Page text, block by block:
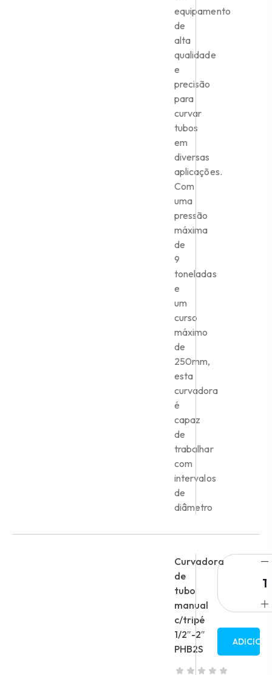
equipamento
de
alta
qualidade
e
precisão
para
curvar
tubos
em
diversas
aplicações.
Com
uma
pressão
máxima
de
9
toneladas
e
um
curso
máximo
de
250mm,
esta
curvadora
é
capaz
de
trabalhar
com
intervalos
de
diâmetro
Curvadora
de
tubo
manual
c/tripé
1/2″-2″
PHB2S